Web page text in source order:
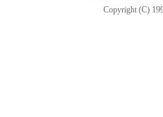
Copyright (C)